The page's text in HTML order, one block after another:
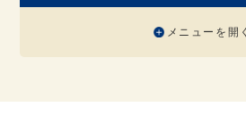
メニューを開く